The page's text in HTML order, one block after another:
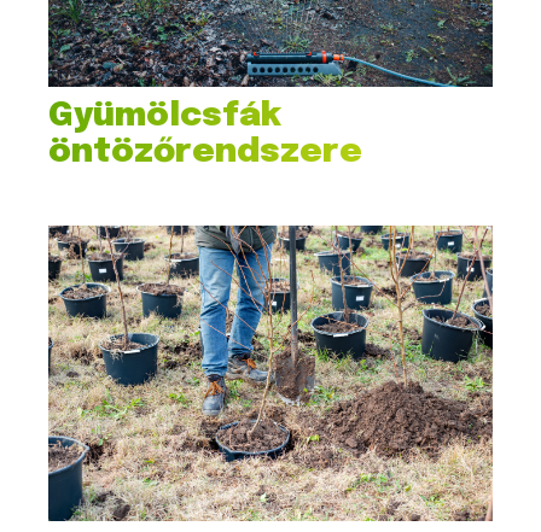
Gyümölcsfák
öntözőrendszere